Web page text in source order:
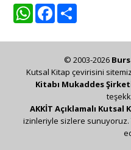
WhatsAppFacebook
© 2003-2026
Kutsal Kitap çevirisini
Kitabı Mukaddes
AKKİT Açıklamalı Kutsal
izinleriyle sizlere sunuyoruz.